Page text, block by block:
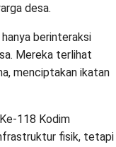
desa.
berinteraksi
Mereka terlihat
menciptakan ikatan
118 Kodim
fisik, tetapi